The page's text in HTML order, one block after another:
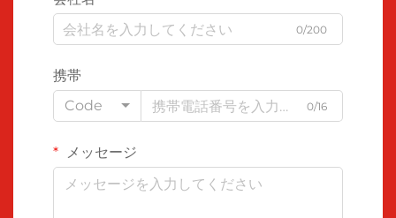
0/200
携帯
Code
0/16
メッセージ